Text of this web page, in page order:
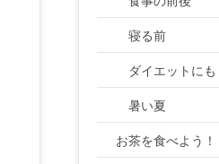
寝る前
ダイエットにも
暑い夏
お茶を食べよう！